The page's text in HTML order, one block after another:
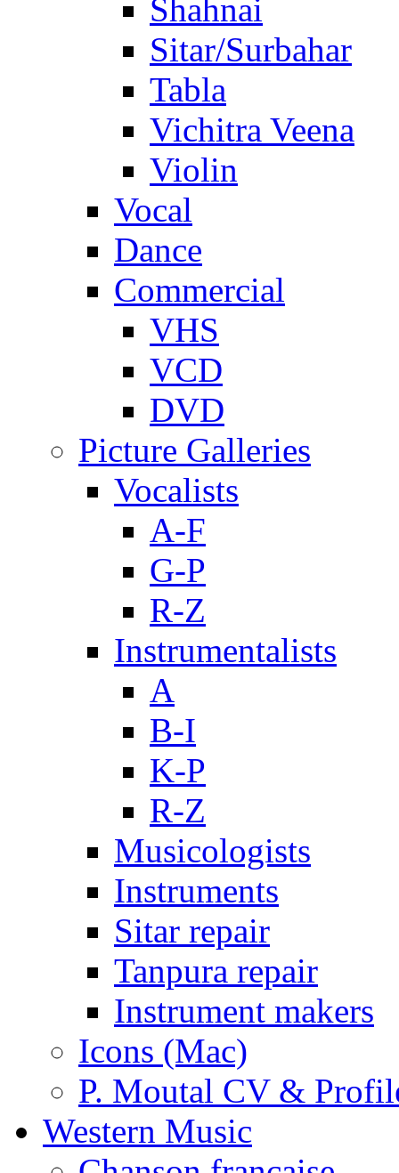
Shahnai
Sitar/Surbahar
Tabla
Vichitra Veena
Violin
Vocal
Dance
Commercial
VHS
VCD
DVD
Picture Galleries
Vocalists
A-F
G-P
R-Z
Instrumentalists
A
B-I
K-P
R-Z
Musicologists
Instruments
Sitar repair
Tanpura repair
Instrument makers
Icons (Mac)
P. Moutal CV &
Western Music